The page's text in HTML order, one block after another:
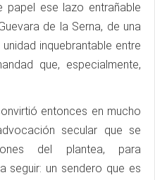
papel ese lazo entrañable
de la Serna, de una
inquebrantable entre
que, especialmente,
entonces en mucho
secular que se
del plantea, para
seguir: un sendero que es